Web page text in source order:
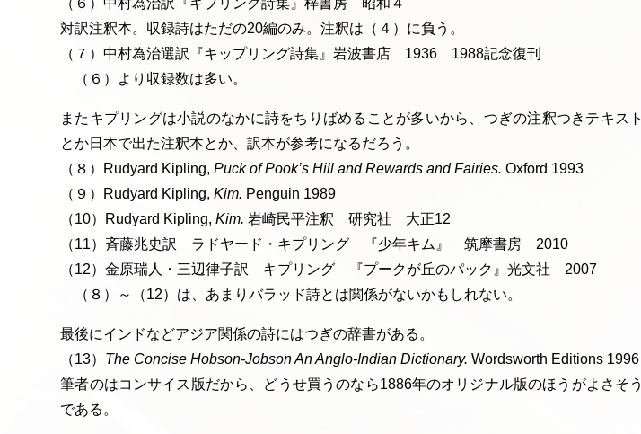
（６）中村為治訳『キプリング詩集』梓書房 昭和４
対訳注釈本。収録詩はただの20編のみ。注釈は（４）に負う。
（７）中村為治選訳『キップリング詩集』岩波書店 1936 1988記念復刊
（６）より収録数は多い。
またキプリングは小説のなかに詩をちりばめることが多いから、つぎの注釈つきテキスト
とか日本で出た注釈本とか、訳本が参考になるだろう。
（８）Rudyard Kipling,Puck of Pook’s Hill and Rewards and Fairies. Oxford 1993
（９）Rudyard Kipling,Kim. Penguin 1989
（10）Rudyard Kipling,Kim. 岩崎民平注釈 研究社 大正12
（11）斉藤兆史訳 ラドヤード・キプリング 『少年キム』 筑摩書房 2010
（12）金原瑞人・三辺律子訳 キプリング 『プークが丘のパック』光文社 2007
（８）～（12）は、あまりバラッド詩とは関係がないかもしれない。
最後にインドなどアジア関係の詩にはつぎの辞書がある。
（13） The Concise Hobson-Jobson An Anglo-Indian Dictionary. Wordsworth Editions 1996
筆者のはコンサイス版だから、どうせ買うのなら1886年のオリジナル版のほうがよさそう
である。